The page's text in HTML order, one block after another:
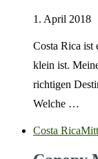
1. April 2018
Costa Rica ist
klein ist.
richtigen
Welche …
Costa Rica